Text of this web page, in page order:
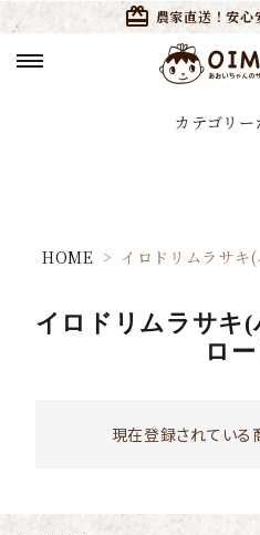
card_giftcard 農家直送！安心
カテゴリ
ACCOUNT MENU
会員登
HOME イロドリムラサキ
イロドリムラサキ(
ロ
現在登録されている